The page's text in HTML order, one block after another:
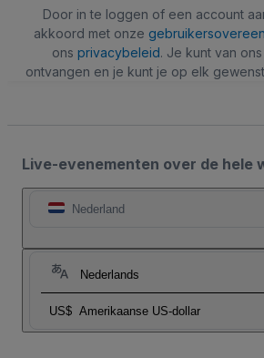
Door in te loggen of een account
akkoord met onze
ons privacybeleid. Je kunt van
ontvangen en je kunt je op elk
Live-evenementen over de hele
Nederland
Nederlands
US$ Amerikaanse US-dollar